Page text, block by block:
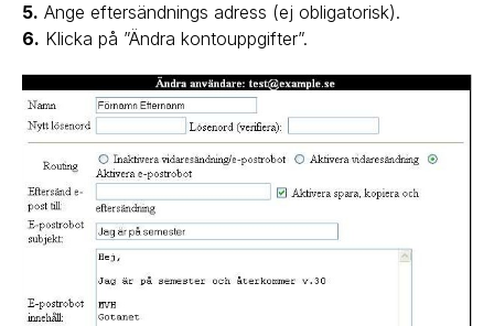
5. Ange eftersändnings adress (ej obligatorisk).
6. Klicka på ”Ändra kontouppgifter”.